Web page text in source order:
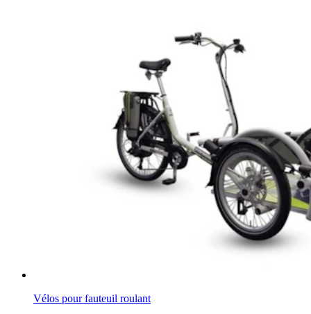
Vélos pour fauteuil roulant